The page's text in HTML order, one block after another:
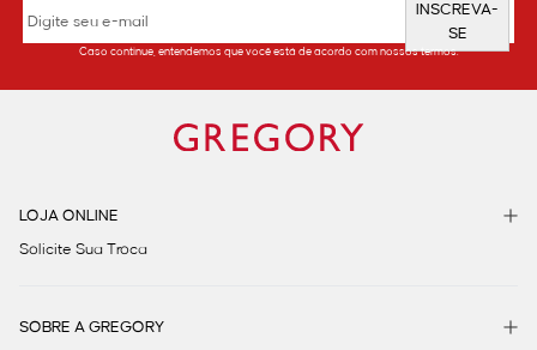
INSCREVA-
SE
Caso continue, entendemos que você está de acordo com nossos termos.
LOJA ONLINE
Solicite Sua Troca
SOBRE A GREGORY